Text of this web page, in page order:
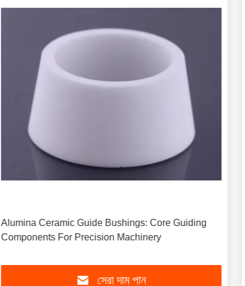
Alumina Ceramic Guide Bushings: Core Guiding
Components For Precision Machinery
সেরা দাম পান